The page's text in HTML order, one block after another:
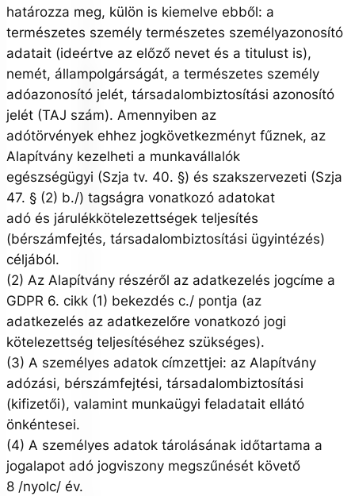
határozza meg, külön is kiemelve ebből: a
természetes személy természetes személyazonosító
adatait (ideértve az előző nevet és a titulust is),
nemét, állampolgárságát, a természetes személy
adóazonosító jelét, társadalombiztosítási azonosító
jelét (TAJ szám). Amennyiben az
adótörvények ehhez jogkövetkezményt fűznek, az
Alapítvány kezelheti a munkavállalók
egészségügyi (Szja tv. 40. §) és szakszervezeti (Szja
47. § (2) b./) tagságra vonatkozó adatokat
adó és járulékkötelezettségek teljesítés
(bérszámfejtés, társadalombiztosítási ügyintézés)
céljából.
(2) Az Alapítvány részéről az adatkezelés jogcíme a
GDPR 6. cikk (1) bekezdés c./ pontja (az
adatkezelés az adatkezelőre vonatkozó jogi
kötelezettség teljesítéséhez szükséges).
(3) A személyes adatok címzettjei: az Alapítvány
adózási, bérszámfejtési, társadalombiztosítási
(kifizetői), valamint munkaügyi feladatait ellátó
önkéntesei.
(4) A személyes adatok tárolásának időtartama a
jogalapot adó jogviszony megszűnését követő
8 /nyolc/ év.